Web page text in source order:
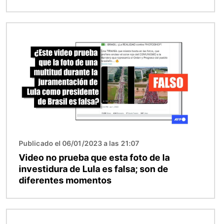
Publicado el 06/01/2023 a las 21:07
Video no prueba que esta foto de la
investidura de Lula es falsa; son de
diferentes momentos